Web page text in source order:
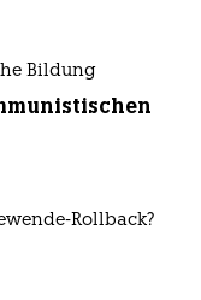
Bildung
Rollback?